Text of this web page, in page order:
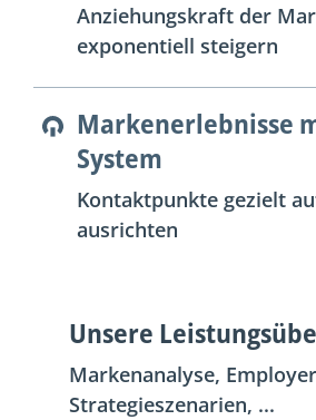
Anziehungskraft der
exponentiell steigern
Markenerlebnisse
System
Kontaktpunkte gezielt
ausrichten
Unsere
Markenanalyse,
Strategieszenarien, ...